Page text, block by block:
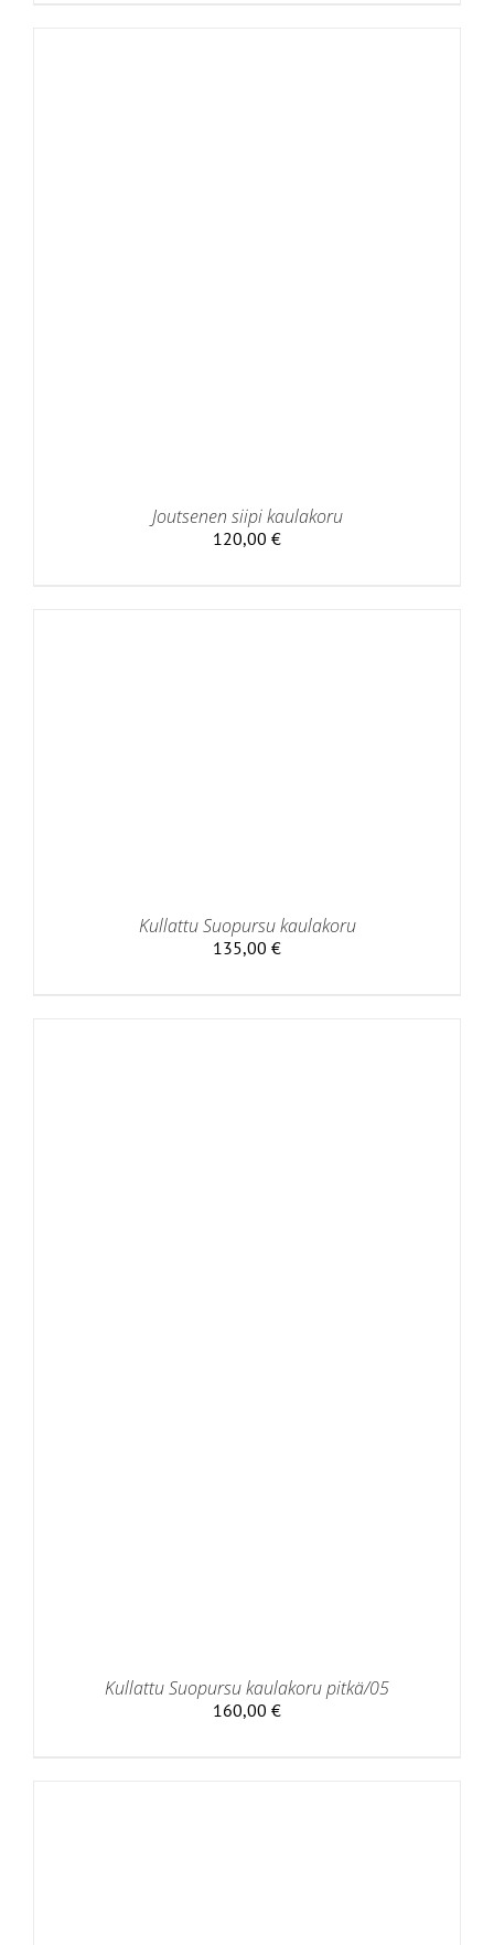
Joutsenen siipi kaulakoru
120,00 €
Kullattu Suopursu kaulakoru
135,00 €
Kullattu Suopursu kaulakoru pitkä/05
160,00 €